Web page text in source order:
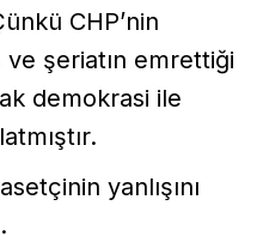
CHP’nin
şeriatın emrettiği
demokrasi ile
yanlışını